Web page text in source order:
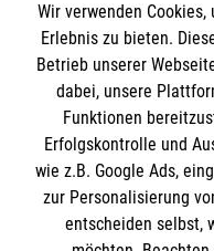
Unsere Kurse
Mitarbeiten
Wir Malteser
Informationen
Kontakt
Nachhaltigkeit
Transparenz
Prävention
Compliance
Malteser online
Malteserorden
Wir verwenden
Erlebnis zu bieten.
Betrieb unserer
dabei, unsere
Funktionen
Erfolgskontrolle und
wie z.B. Google Ads,
zur Personalisierung
entscheiden selbst,